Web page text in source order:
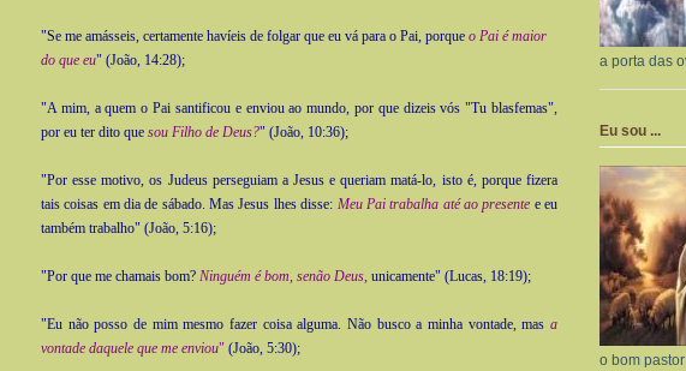
"Se me amásseis, certamente havíeis de folgar que eu vá para o Pai, porque o Pai é maior
do que eu" (João, 14:28);
"A mim, a quem o Pai santificou e enviou ao mundo, por que dizeis vós "Tu blasfemas",
por eu ter dito que sou Filho de Deus?" (João, 10:36);
"Por esse motivo, os Judeus perseguiam a Jesus e queriam matá-lo, isto é, porque fizera
tais coisas em dia de sábado. Mas Jesus lhes disse: Meu Pai trabalha até ao presente e eu
também trabalho" (João, 5:16);
"Por que me chamais bom? Ninguém é bom, senão Deus, unicamente" (Lucas, 18:19);
"Eu não posso de mim mesmo fazer coisa alguma. Não busco a minha vontade, mas a
vontade daquele que me enviou" (João, 5:30);
a porta das
Eu sou ...
o bom pastor